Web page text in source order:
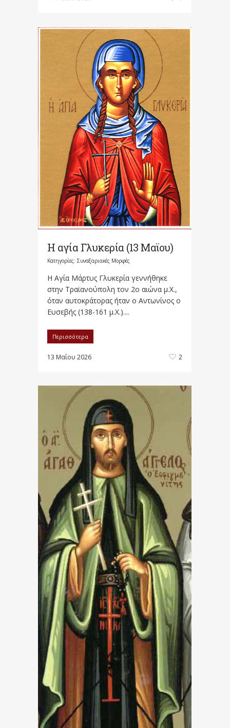
Η αγία Γλυκερία (13 Μαϊου)
Κατηγορίες: Συναξαριακές Μορφές
Η Αγία Μάρτυς Γλυκερία γεννήθηκε
στην Τραϊανούπολη τον 2ο αιώνα μ.Χ.,
όταν αυτοκράτορας ήταν ο Αντωνίνος ο
Ευσεβής (138-161 μ.Χ.)....
Περισσότερα
13 Μαΐου 2026 2